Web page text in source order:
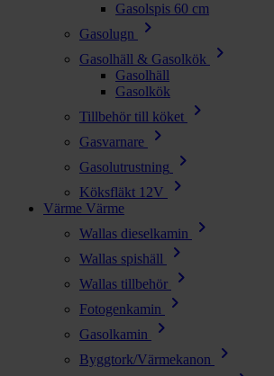
Gasolspis 60 cm
Gasolugn
chevron_right
Gasolhäll & Gasolkök chevron_right
Gasolhäll
Gasolkök
Tillbehör till köket
chevron_right
Gasvarnare chevron_right
Gasolutrustning chevron_right
Köksfläkt 12V chevron_right
Värme Värme
Wallas dieselkamin
chevron_right
Wallas spishäll chevron_right
Wallas tillbehör chevron_right
Fotogenkamin chevron_right
Gasolkamin chevron_right
Byggtork/Värmekanon chevron_right